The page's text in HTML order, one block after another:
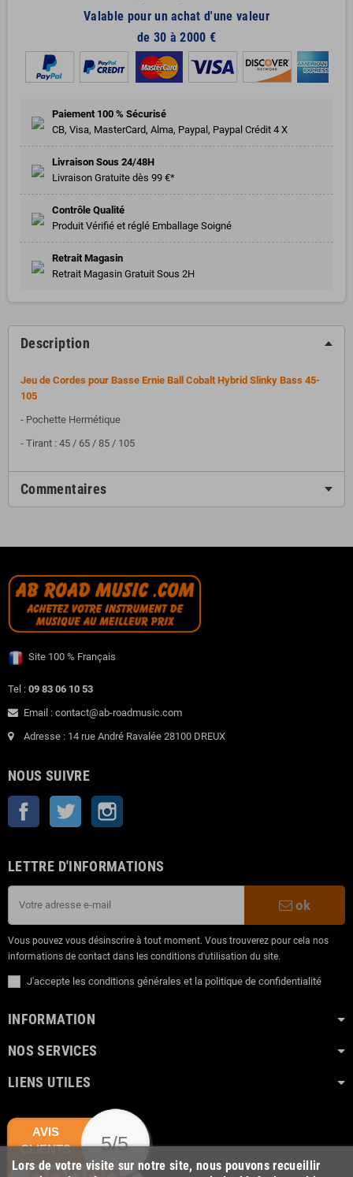
Valable pour un achat d'une valeur
de 30 à 2000 €
Paiement 100 % Sécurisé
CB, Visa, MasterCard, Alma, Paypal, Paypal Crédit 4 X
Livraison Sous 24/48H
Livraison Gratuite dès 99 €*
Contrôle Qualité
Produit Vérifié et réglé Emballage Soigné
Retrait Magasin
Retrait Magasin Gratuit Sous 2H
Description
Jeu de Cordes pour Basse Ernie Ball Cobalt Hybrid Slinky Bass 45-
105
- Pochette Hermétique
- Tirant : 45 / 65 / 85 / 105
Commentaires
Site 100 % Français
Tel : 09 83 06 10 53
Email : contact@ab-roadmusic.com
Adresse : 14 rue André Ravalée 28100 DREUX
NOUS SUIVRE
Facebook Twitter
LETTRE D'INFORMATIONS
ok
Vous pouvez vous désinscrire à tout moment. Vous trouverez pour cela nos
informations de contact dans les conditions d'utilisation du site.
J'accepte les conditions générales et la politique de confidentialité
INFORMATION
NOS SERVICES
LIENS UTILES
Lors de votre visite sur notre site, nous pouvons recueillir
AVIS
CLIENTS
5/5